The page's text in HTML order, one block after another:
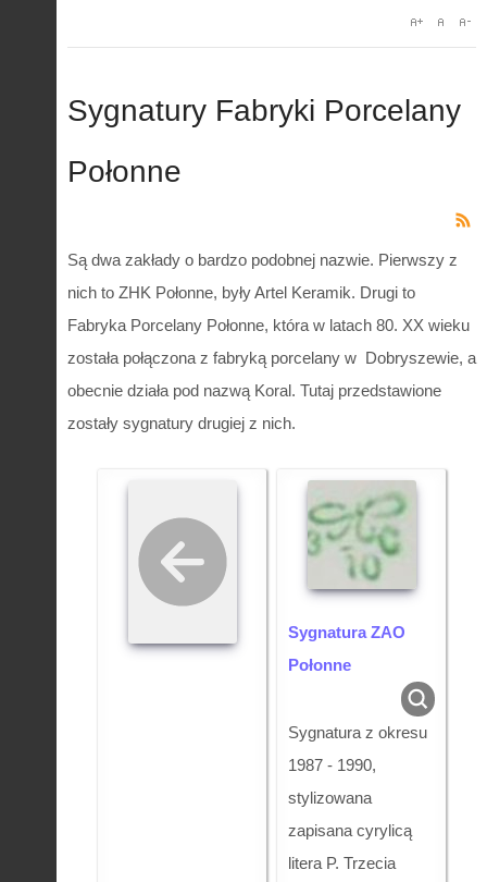
Sygnatury Fabryki Porcelany
Połonne
Są dwa zakłady o bardzo podobnej nazwie. Pierwszy z
nich to ZHK Połonne, były Artel Keramik. Drugi to
Fabryka Porcelany Połonne, która w latach 80. XX wieku
została połączona z fabryką porcelany w Dobryszewie, a
obecnie działa pod nazwą Koral. Tutaj przedstawione
zostały sygnatury drugiej z nich.
Sygnatura ZAO
Połonne
Sygnatura z okresu
1987 - 1990,
stylizowana
zapisana cyrylicą
litera P. Trzecia